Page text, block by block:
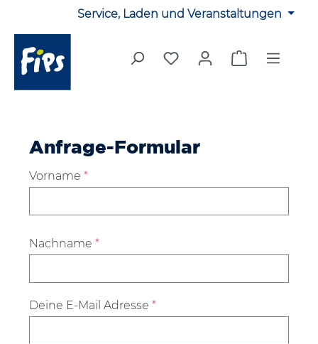
Zum Hauptinhalt springenService, Laden und Veranstaltungen
Du hast 0 Produkte auf
Warenkorb
Anfrage-Formular
Vorname *
Nachname *
Deine E-Mail Adresse *